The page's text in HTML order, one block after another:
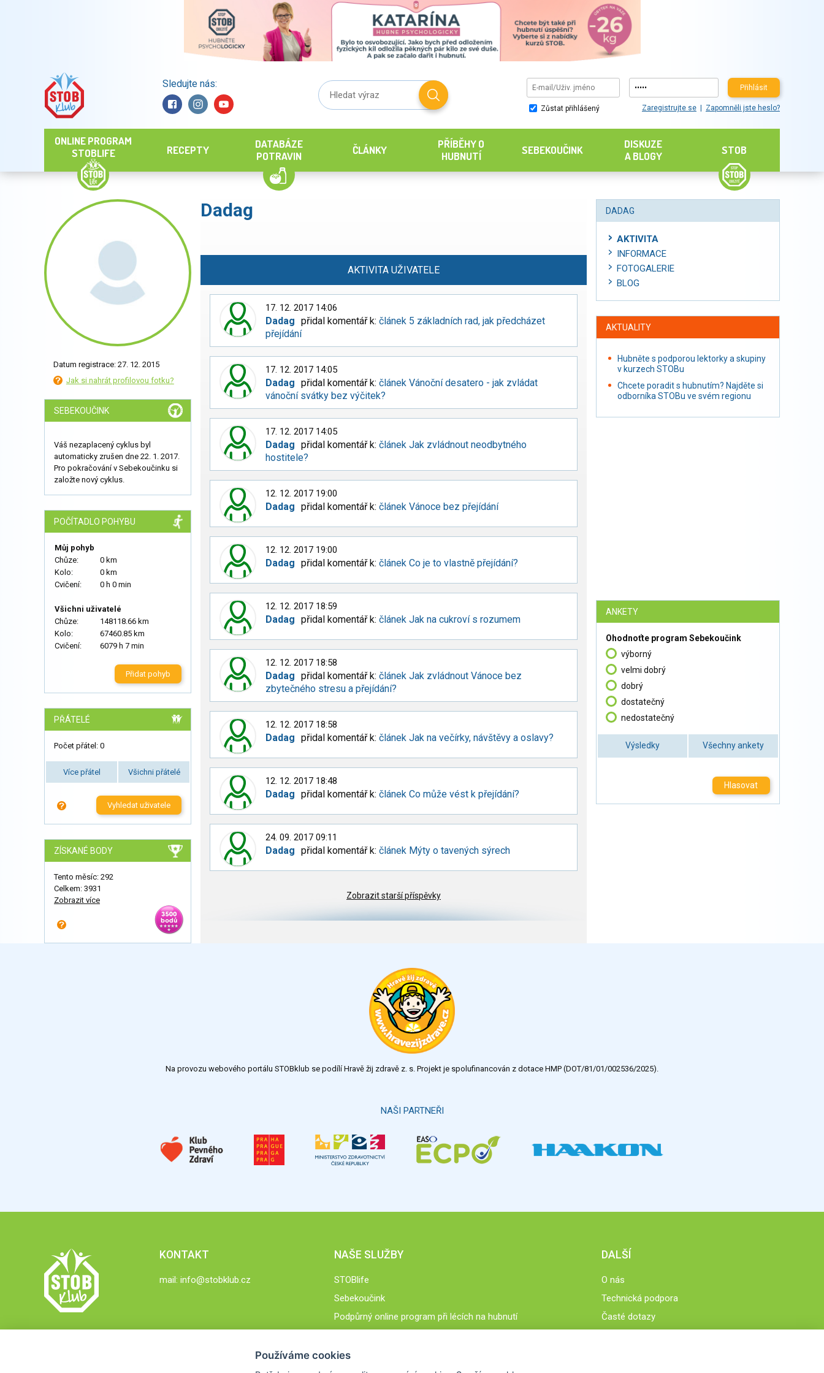
Sledujte nás: Přihlásit
Zůstat přihlášený Zaregistrujte se Zapomněli jste heslo?
ONLINE PROGRAM
STOBLIFE
RECEPTY
DATABÁZE
POTRAVIN
ČLÁNKY
PŘÍBĚHY O
HUBNUTÍ
SEBEKOUČINK
DISKUZE
A BLOGY
STOB
Datum registrace: 27. 12. 2015
Jak si nahrát profilovou fotku?
SEBEKOUČINK
Váš nezaplacený cyklus byl
automaticky zrušen dne 22. 1. 2017.
Pro pokračování v Sebekoučinku si
založte nový cyklus.
POČÍTADLO POHYBU
Můj pohyb
Chůze:
0 km
Kolo:
0 km
Cvičení:
0 h 0 min
Všichni uživatelé
Chůze:
148118.66 km
Kolo:
67460.85 km
Cvičení:
6079 h 7 min
Přidat pohyb
PŘÁTELÉ
Počet přátel: 0
Více přátel Všichni přátelé
Vyhledat uživatele
ZÍSKANÉ BODY
Tento měsíc: 292
Celkem: 3931
Zobrazit více
Dadag
AKTIVITA UŽIVATELE
17. 12. 2017 14:06
Dadag přidal komentář k:článek 5 základních rad, jak předcházet
přejídání
17. 12. 2017 14:05
Dadag přidal komentář k:článek Vánoční desatero - jak zvládat
vánoční svátky bez výčitek?
17. 12. 2017 14:05
Dadag přidal komentář k:článek Jak zvládnout neodbytného
hostitele?
12. 12. 2017 19:00
Dadag přidal komentář k:článek Vánoce bez přejídání
12. 12. 2017 19:00
Dadag přidal komentář k:článek Co je to vlastně přejídání?
12. 12. 2017 18:59
Dadag přidal komentář k:článek Jak na cukroví s rozumem
12. 12. 2017 18:58
Dadag přidal komentář k:článek Jak zvládnout Vánoce bez
zbytečného stresu a přejídání?
12. 12. 2017 18:58
Dadag přidal komentář k:článek Jak na večírky, návštěvy a oslavy?
12. 12. 2017 18:48
Dadag přidal komentář k:článek Co může vést k přejídání?
24. 09. 2017 09:11
Dadag přidal komentář k:článek Mýty o tavených sýrech
Zobrazit starší příspěvky
DADAG
AKTIVITA
INFORMACE
FOTOGALERIE
BLOG
AKTUALITY
Hubněte s podporou lektorky a skupiny
v kurzech STOBu
Chcete poradit s hubnutím? Najděte si
odborníka STOBu ve svém regionu
ANKETY
Ohodnoťte program Sebekoučink
výborný
velmi dobrý
dobrý
dostatečný
nedostatečný
Výsledky Všechny ankety
Hlasovat
Na provozu webového portálu STOBklub se podílí Hravě žij zdravě z. s. Projekt je spolufinancován z dotace HMP (DOT/81/01/002536/2025).
NAŠI PARTNEŘI
KONTAKT
mail: info@stobklub.cz
NAŠE SLUŽBY
STOBlife
Sebekoučink
Podpůrný online program při lécích na hubnutí
DALŠÍ
O nás
Technická podpora
Časté dotazy
Používáme cookies